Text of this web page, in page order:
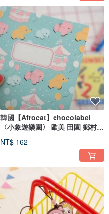
韓國【Afrocat】chocolabel
〈小象遊樂園〉 歐美 田園 鄉村風
elephant
NT$ 162